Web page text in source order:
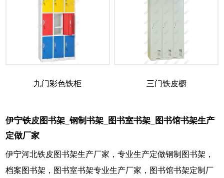
九门彩色铁柜 三门铁皮橱
伊宁铁皮图书架_钢制书架_图书室书架_图书馆书架生产
定做厂家
伊宁河北铁皮图书架生产厂家，专业生产定做钢制图书架，
档案图书架，图书室书架专业生产厂家，图书馆书架定制厂